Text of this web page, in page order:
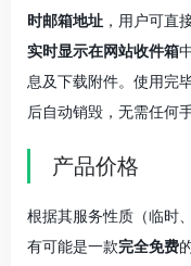
时邮箱地址 ，用户可直
实时显示在网站收件箱
息及下载附件。使用完
后自动销毁，无需任何
产品价格
根据其服务性质（临时
有可能是一款完全免费